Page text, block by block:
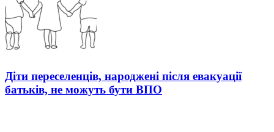
Діти переселенців, народжені після евакуації
батьків, не можуть бути ВПО